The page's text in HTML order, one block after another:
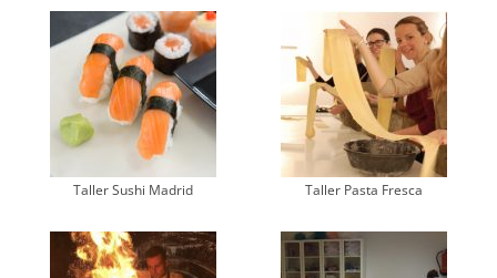
Taller Sushi Madrid Taller Pasta Fresca